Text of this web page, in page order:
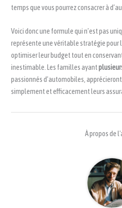
temps que vous pourrez consacrer à
Voici donc une formule qui n’est pas
représente une véritable stratégie pour
optimiser leur budget tout en
inestimable. Les familles ayant
passionnés d’automobiles,
simplement et efficacement leurs
À propos de